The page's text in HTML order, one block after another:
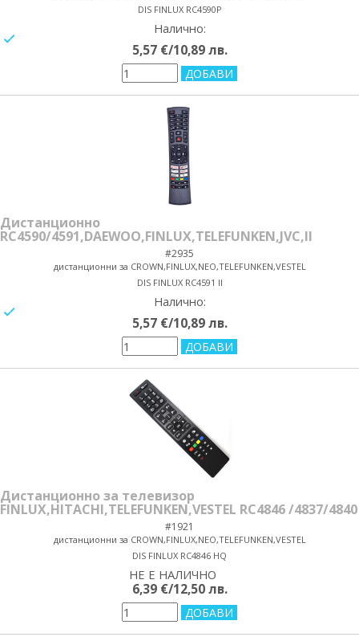
DIS FINLUX RC4590P
Налично:
5,57 €/10,89 лв.
Дистанционно
RC4590/4591,DAEWOO,FINLUX,TELEFUNKEN,JVC,II
#2935
дистанционни за CROWN,FINLUX,NEO,TELEFUNKEN,VESTEL
DIS FINLUX RC4591 II
Налично:
5,57 €/10,89 лв.
Дистанционно за телевизор
FINLUX,HITACHI,TELEFUNKEN,VESTEL RC4846 /4837/4840
#1921
дистанционни за CROWN,FINLUX,NEO,TELEFUNKEN,VESTEL
DIS FINLUX RC4846 HQ
НЕ Е НАЛИЧНО
6,39 €/12,50 лв.